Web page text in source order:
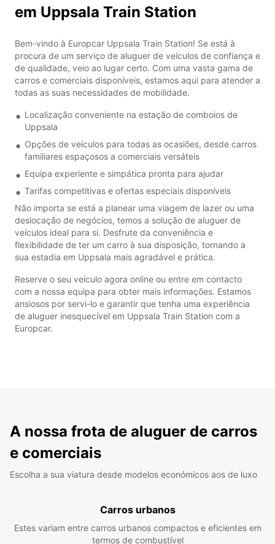
em Uppsala Train Station
Bem-vindo à Europcar Uppsala Train Station! Se está à
procura de um serviço de aluguer de veículos de confiança e
de qualidade, veio ao lugar certo. Com uma vasta gama de
carros e comerciais disponíveis, estamos aqui para atender a
todas as suas necessidades de mobilidade.
Localização conveniente na estação de comboios de
Uppsala
Opções de veículos para todas as ocasiões, desde carros
familiares espaçosos a comerciais versáteis
Equipa experiente e simpática pronta para ajudar
Tarifas competitivas e ofertas especiais disponíveis
Não importa se está a planear uma viagem de lazer ou uma
deslocação de negócios, temos a solução de aluguer de
veículos ideal para si. Desfrute da conveniência e
flexibilidade de ter um carro à sua disposição, tornando a
sua estadia em Uppsala mais agradável e prática.
Reserve o seu veículo agora online ou entre em contacto
com a nossa equipa para obter mais informações. Estamos
ansiosos por servi-lo e garantir que tenha uma experiência
de aluguer inesquecível em Uppsala Train Station com a
Europcar.
A nossa frota de aluguer de carros
e comerciais
Escolha a sua viatura desde modelos económicos aos de luxo
Carros urbanos
Estes variam entre carros urbanos compactos e eficientes em
termos de combustível